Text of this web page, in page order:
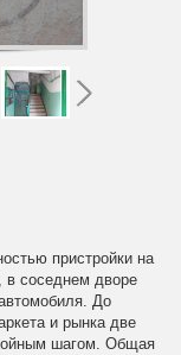
пристройки на
в соседнем дворе
До
и рынка две
шагом. Общая